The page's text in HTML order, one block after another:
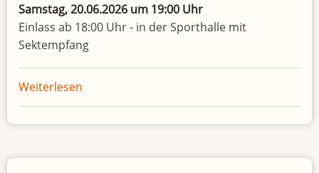
Samstag, 20.06.2026 um 19:00 Uhr
Einlass ab 18:00 Uhr - in der Sporthalle mit
Sektempfang
Weiterlesen
50
Jahre